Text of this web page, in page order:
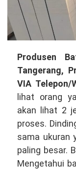
Produsen
Bata
Ringan
Hebel
di
Cikupa
Tangerang,
Produk
Berkualitas
Produsen
Tangerang,
VIA Telepon/
lihat orang
akan lihat 2
proses.
sama ukuran
paling besar.
Mengetahui